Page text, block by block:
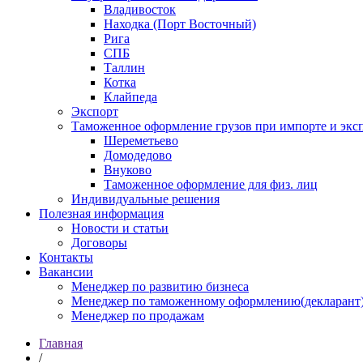
Владивосток
Находка (Порт Восточный)
Рига
СПБ
Таллин
Котка
Клайпеда
Экспорт
Таможенное оформление грузов при импорте и
Шереметьево
Домодедово
Внуково
Таможенное оформление для физ. лиц
Индивидуальные решения
Полезная информация
Новости и статьи
Договоры
Контакты
Вакансии
Менеджер по развитию бизнеса
Менеджер по таможенному
Менеджер по продажам
Главная
/